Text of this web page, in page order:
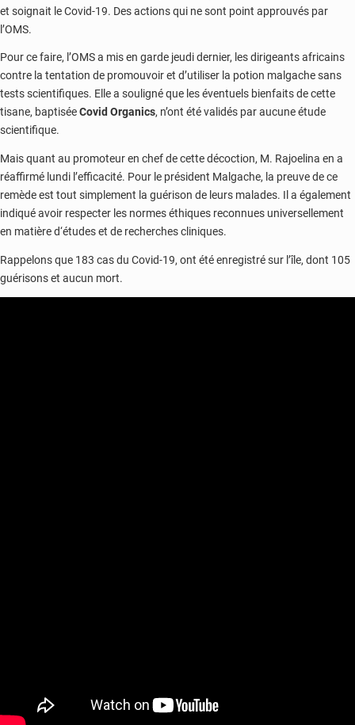
et soignait le Covid-19. Des actions qui ne sont point approuvés par
l’OMS.
Pour ce faire, l’OMS a mis en garde jeudi dernier, les dirigeants africains
contre la tentation de promouvoir et d’utiliser la potion malgache sans
tests scientifiques. Elle a souligné que les éventuels bienfaits de cette
tisane, baptiséeCovid Organics, n’ont été validés par aucune étude
scientifique.
Mais quant au promoteur en chef de cette décoction, M. Rajoelina en a
réaffirmé lundi l’efficacité. Pour le président Malgache, la preuve de ce
remède est tout simplement la guérison de leurs malades. Il a également
indiqué avoir respecter les normes éthiques reconnues universellement
en matière d‘études et de recherches cliniques.
Rappelons que 183 cas du Covid-19, ont été enregistré sur l’île, dont 105
guérisons et aucun mort.